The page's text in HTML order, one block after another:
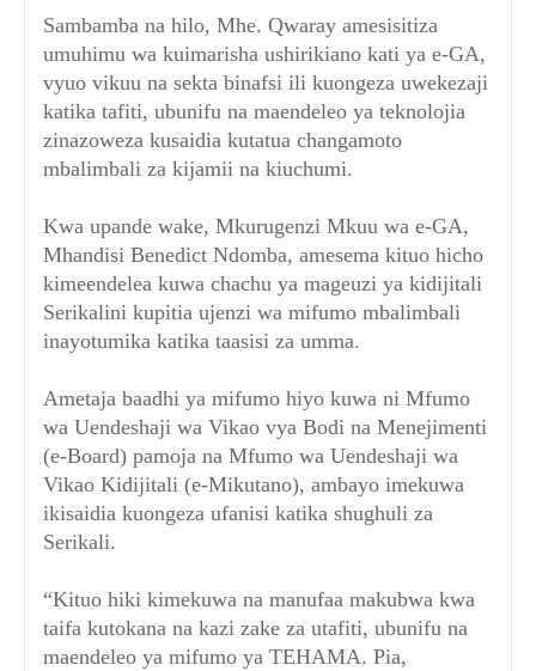
Sambamba na hilo, Mhe. Qwaray amesisitiza
umuhimu wa kuimarisha ushirikiano kati ya e-GA,
vyuo vikuu na sekta binafsi ili kuongeza uwekezaji
katika tafiti, ubunifu na maendeleo ya teknolojia
zinazoweza kusaidia kutatua changamoto
mbalimbali za kijamii na kiuchumi.
Kwa upande wake, Mkurugenzi Mkuu wa e-GA,
Mhandisi Benedict Ndomba, amesema kituo hicho
kimeendelea kuwa chachu ya mageuzi ya kidijitali
Serikalini kupitia ujenzi wa mifumo mbalimbali
inayotumika katika taasisi za umma.
Ametaja baadhi ya mifumo hiyo kuwa ni Mfumo
wa Uendeshaji wa Vikao vya Bodi na Menejimenti
(e-Board) pamoja na Mfumo wa Uendeshaji wa
Vikao Kidijitali (e-Mikutano), ambayo imekuwa
ikisaidia kuongeza ufanisi katika shughuli za
Serikali.
“Kituo hiki kimekuwa na manufaa makubwa kwa
taifa kutokana na kazi zake za utafiti, ubunifu na
maendeleo ya mifumo ya TEHAMA. Pia,